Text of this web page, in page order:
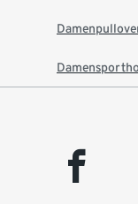
facebook